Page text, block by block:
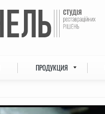
ПРОДУКЦИЯ